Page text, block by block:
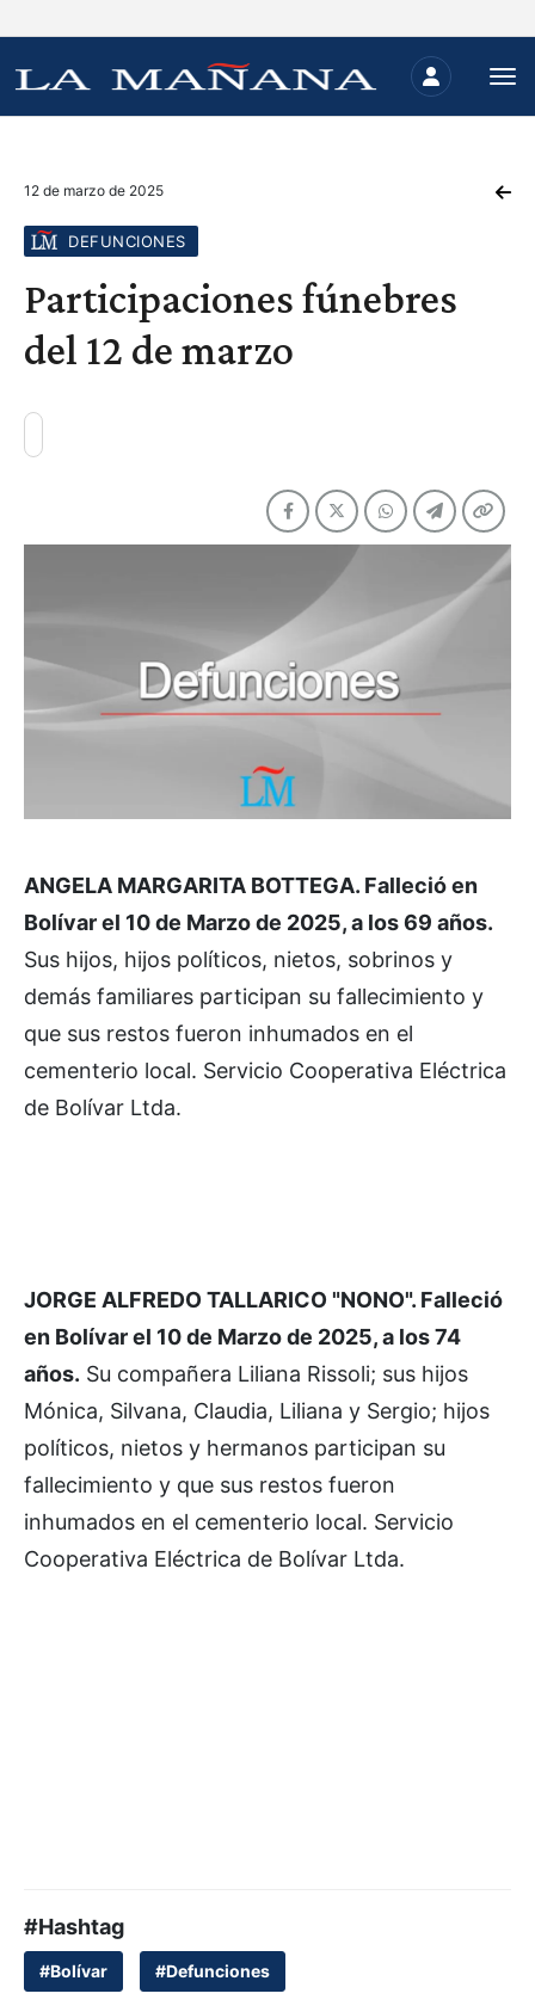
12 de marzo de 2025
DEFUNCIONES
Participaciones fúnebres
del 12 de marzo
ANGELA MARGARITA BOTTEGA. Falleció en
Bolívar el 10 de Marzo de 2025, a los 69 años.
Sus hijos, hijos políticos, nietos, sobrinos y
demás familiares participan su fallecimiento y
que sus restos fueron inhumados en el
cementerio local. Servicio Cooperativa Eléctrica
de Bolívar Ltda.
JORGE ALFREDO TALLARICO "NONO". Falleció
en Bolívar el 10 de Marzo de 2025, a los 74
años. Su compañera Liliana Rissoli; sus hijos
Mónica, Silvana, Claudia, Liliana y Sergio; hijos
políticos, nietos y hermanos participan su
fallecimiento y que sus restos fueron
inhumados en el cementerio local. Servicio
Cooperativa Eléctrica de Bolívar Ltda.
#Hashtag
#Bolívar #Defunciones